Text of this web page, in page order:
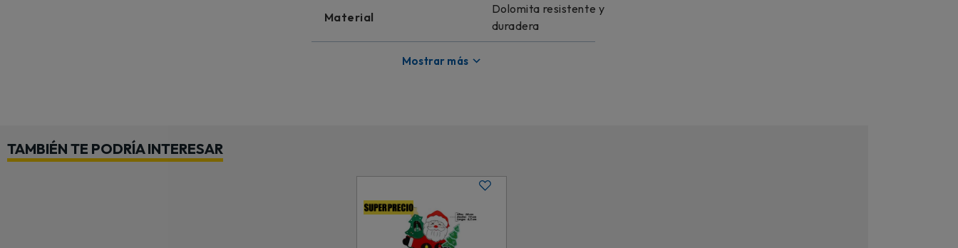
Material
Dolomita resistente y
duradera
Dimensiones
Mostrar más
TAMBIÉN TE PODRÍA INTERESAR